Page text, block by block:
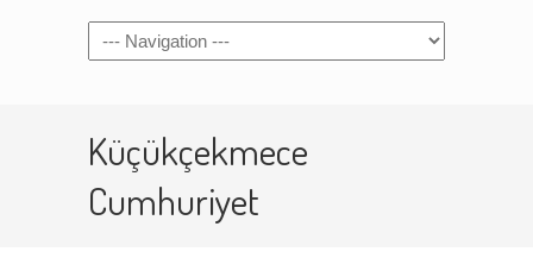
Navigation
Küçükçekmece
Cumhuriyet